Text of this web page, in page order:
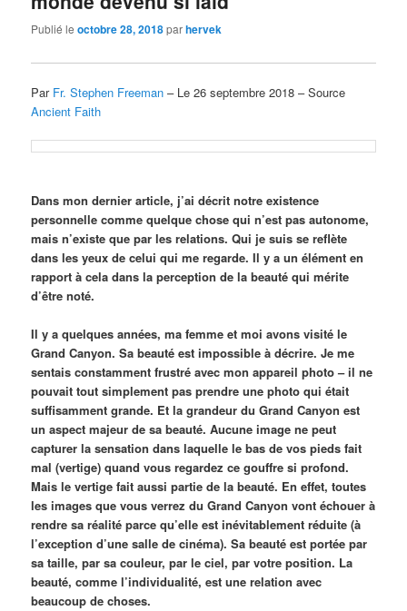
Publié leoctobre 28, 2018parhervek
Par Fr. Stephen Freeman – Le 26 septembre 2018 – Source
Ancient Faith
Dans mon dernier article, j’ai décrit notre existence
personnelle comme quelque chose qui n’est pas autonome,
mais n’existe que par les relations. Qui je suis se reflète
dans les yeux de celui qui me regarde. Il y a un élément en
rapport à cela dans la perception de la beauté qui mérite
d’être noté.
Il y a quelques années, ma femme et moi avons visité le
Grand Canyon. Sa beauté est impossible à décrire. Je me
sentais constamment frustré avec mon appareil photo – il ne
pouvait tout simplement pas prendre une photo qui était
suffisamment grande. Et la grandeur du Grand Canyon est
un aspect majeur de sa beauté. Aucune image ne peut
capturer la sensation dans laquelle le bas de vos pieds fait
mal (vertige) quand vous regardez ce gouffre si profond.
Mais le vertige fait aussi partie de la beauté. En effet, toutes
les images que vous verrez du Grand Canyon vont échouer à
rendre sa réalité parce qu’elle est inévitablement réduite (à
l’exception d’une salle de cinéma). Sa beauté est portée par
sa taille, par sa couleur, par le ciel, par votre position. La
beauté, comme l’individualité, est une relation avec
beaucoup de choses.